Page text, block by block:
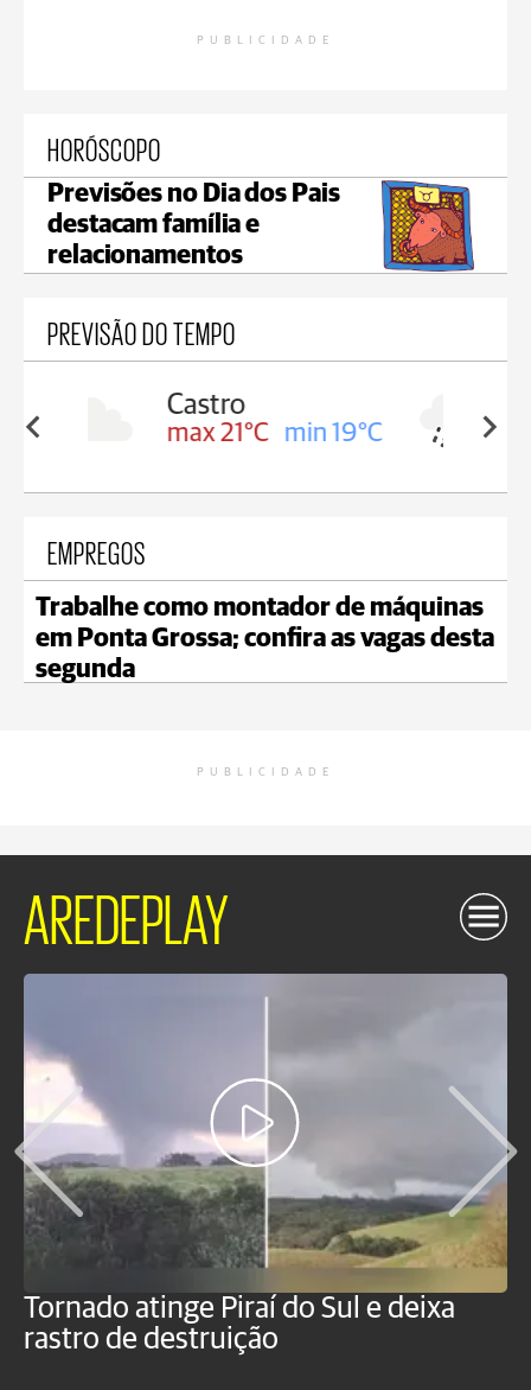
PUBLICIDADE
HORÓSCOPO
Previsões no Dia dos Pais
destacam família e
relacionamentos
PREVISÃO DO TEMPO
19°C
Carambeí
max 20°C min 19°C
EMPREGOS
Trabalhe como montador de máquinas
em Ponta Grossa; confira as vagas desta
segunda
PUBLICIDADE
AREDEPLAY
Tornado atinge Piraí do Sul e deixa
rastro de destruição